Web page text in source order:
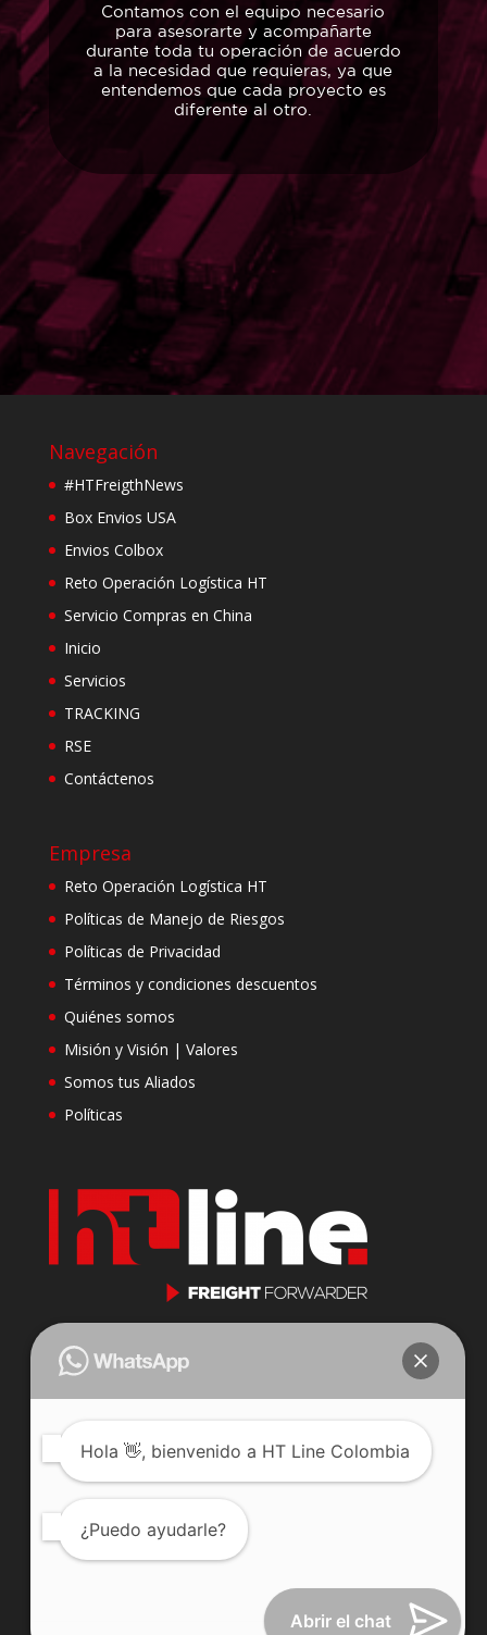
Contamos con el equipo necesario
para asesorarte y acompañarte
durante toda tu operación de acuerdo
a la necesidad que requieras, ya que
entendemos que cada proyecto es
diferente al otro.
Navegación
#HTFreigthNews
Box Envios USA
Envios Colbox
Reto Operación Logística HT
Servicio Compras en China
Inicio
Servicios
TRACKING
RSE
Contáctenos
Empresa
Reto Operación Logística HT
Políticas de Manejo de Riesgos
Políticas de Privacidad
Términos y condiciones descuentos
Quiénes somos
Misión y Visión | Valores
Somos tus Aliados
Políticas
Cll 23 N 116-31 Oficina 201
Celular: 3222352225
Teléfono: +57 601 7447378
Hola 👋, bienvenido a HT Line Colombia
¿Puedo ayudarle?
Abrir el chat